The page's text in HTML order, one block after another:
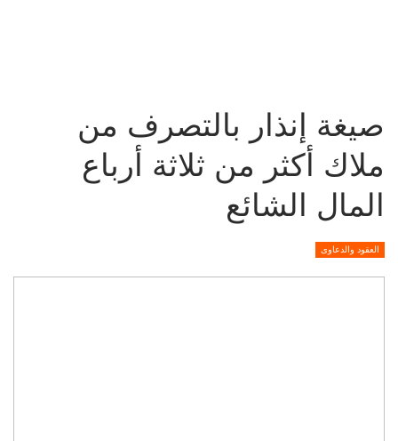
صيغة إنذار بالتصرف من
ملاك أكثر من ثلاثة أرباع
المال الشائع
العقود والدعاوى